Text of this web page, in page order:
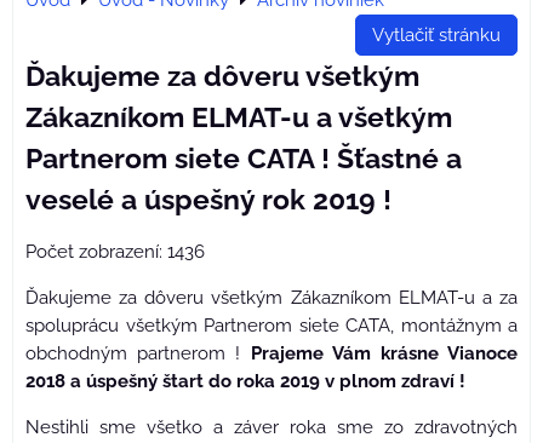
Vytlačiť stránku
Ďakujeme za dôveru všetkým
Zákazníkom ELMAT-u a všetkým
Partnerom siete CATA ! Šťastné a
veselé a úspešný rok 2019 !
Počet zobrazení: 1436
Ďakujeme za dôveru všetkým Zákazníkom ELMAT-u a za
spoluprácu všetkým Partnerom siete CATA, montážnym a
obchodným partnerom ! Prajeme Vám krásne Vianoce
2018 a úspešný štart do roka 2019 v plnom zdraví !
Nestihli sme všetko a záver roka sme zo zdravotných